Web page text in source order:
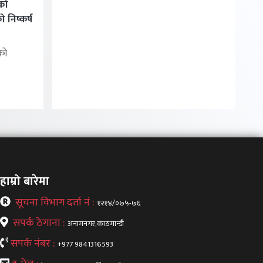
हाम्रो बारेमा
सूचना विभाग दर्ता नं : १२१४/०७५-७६
सपर्क ठेगाना : अनामनगर,काठमान्डौ
सपर्क नंबर : +977 9841316593